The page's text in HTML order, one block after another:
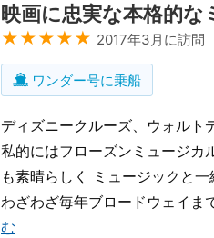
映画に忠実な本格的
★★★★★ 2017年3月に訪問
ワンダー号に乗船
ディズニークルーズ、ウォルト
私的にはフローズンミュージカ
も素晴らしく ミュージックと
わざわざ毎年ブロードウェイ
む